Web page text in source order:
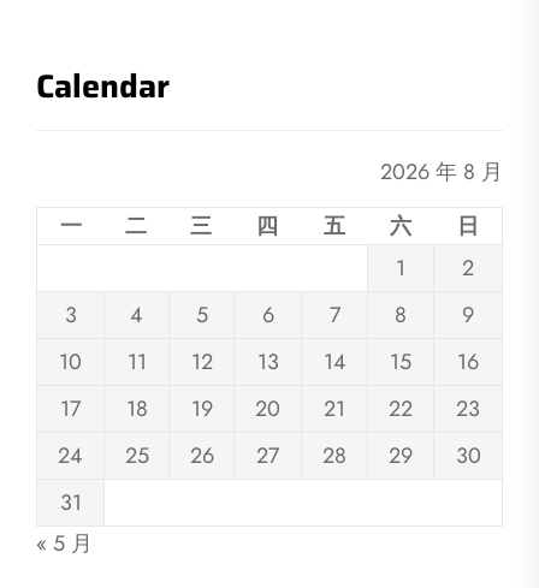
Calendar
2026 年 8 月
一
二 三 四 五 六
日
1
2
3
4 5 6 7 8
9
10
11 12 13 14 15
16
17
18 19 20 21 22
23
24
25 26 27 28 29
30
31
« 5 月